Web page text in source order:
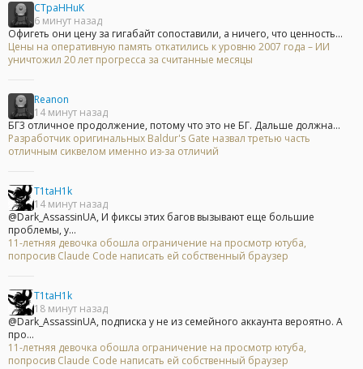
CTpaHHuK
6 минут назад
Офигеть они цену за гигабайт сопоставили, а ничего, что ценность...
Цены на оперативную память откатились к уровню 2007 года – ИИ
уничтожил 20 лет прогресса за считанные месяцы
Reanon
14 минут назад
БГ3 отличное продолжение, потому что это не БГ. Дальше должна...
Разработчик оригинальных Baldur's Gate назвал третью часть
отличным сиквелом именно из-за отличий
T1taH1k
14 минут назад
@Dark_AssassinUA, И фиксы этих багов вызывают еще большие
проблемы, у...
11-летняя девочка обошла ограничение на просмотр ютуба,
попросив Claude Code написать ей собственный браузер
T1taH1k
18 минут назад
@Dark_AssassinUA, подписка у не из семейного аккаунта вероятно. А
про...
11-летняя девочка обошла ограничение на просмотр ютуба,
попросив Claude Code написать ей собственный браузер